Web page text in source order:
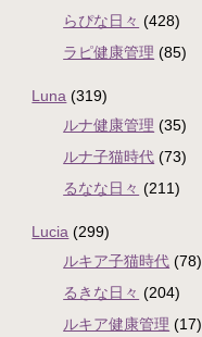
らぴな日々 (428)
ラピ健康管理 (85)
Luna (319)
ルナ健康管理 (35)
ルナ子猫時代 (73)
るなな日々 (211)
Lucia (299)
ルキア子猫時代 (78)
るきな日々 (204)
ルキア健康管理 (17)